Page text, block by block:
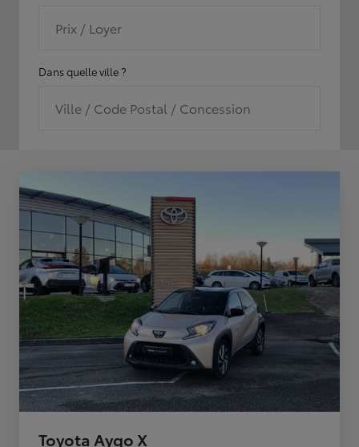
Prix / Loyer
Dans quelle ville ?
Ville / Code Postal / Concession
Toyota Aygo X